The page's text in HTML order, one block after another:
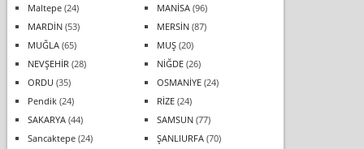
Maltepe(24) MANİSA(96)
MARDİN(53) MERSİN(87)
MUĞLA(65) MUŞ(20)
NEVŞEHİR (28) NİĞDE(26)
ORDU (35) OSMANİYE(24)
Pendik(24) RİZE(24)
SAKARYA(44) SAMSUN(77)
Sancaktepe(24) ŞANLIURFA(70)